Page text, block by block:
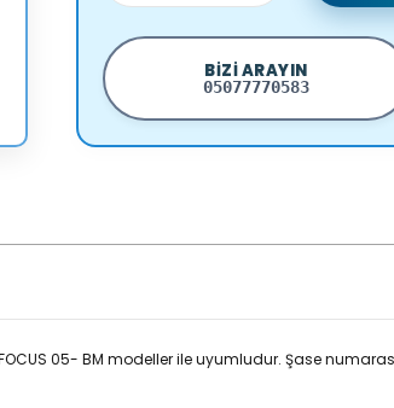
BIZI ARAYIN
05077770583
FOCUS 05- BM modeller ile uyumludur. Şase